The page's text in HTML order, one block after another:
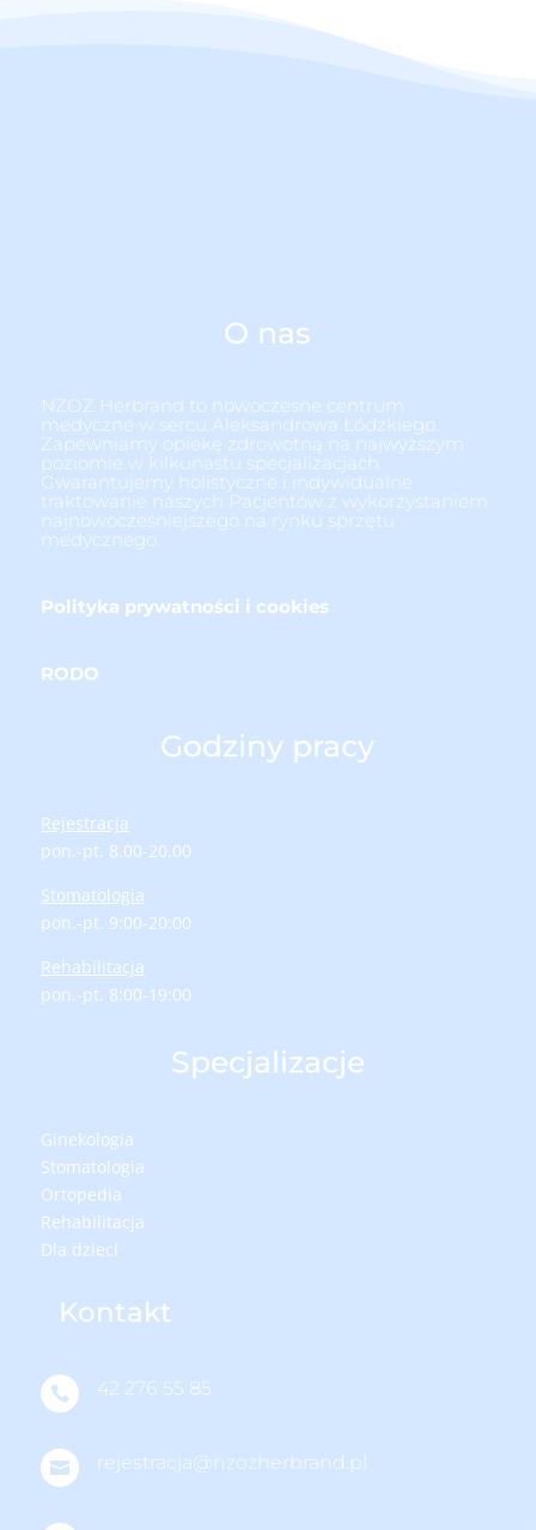
O nas
NZOZ Herbrand to nowoczesne centrum
medyczne w sercu Aleksandrowa Łódzkiego.
Zapewniamy opiekę zdrowotną na najwyższym
poziomie w kilkunastu specjalizacjach.
Gwarantujemy holistyczne i indywidualne
traktowanie naszych Pacjentów z wykorzystaniem
najnowocześniejszego na rynku sprzętu
medycznego.
Polityka prywatności i cookies
RODO
Godziny pracy
Rejestracja
pon.-pt. 8.00-20.00
Stomatologia
pon.-pt. 9:00-20:00
Rehabilitacja
pon.-pt. 8:00-19:00
Specjalizacje
Ginekologia
Stomatologia
Ortopedia
Rehabilitacja
Dla dzieci
Kontakt
 42 276 55 85
 rejestracja@nzozherbrand.pl